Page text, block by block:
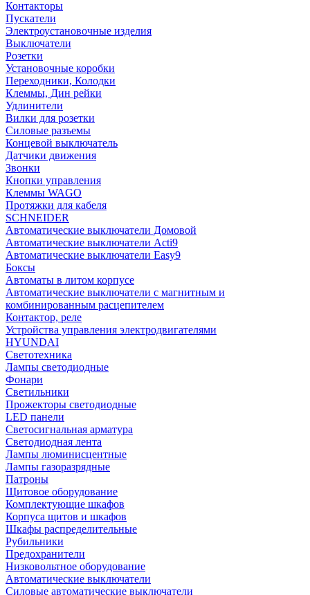
Контакторы
Пускатели
Электроустановочные изделия
Выключатели
Розетки
Установочные коробки
Переходники, Колодки
Клеммы, Дин рейки
Удлинители
Вилки для розетки
Силовые разъемы
Концевой выключатель
Датчики движения
Звонки
Кнопки управления
Клеммы WAGO
Протяжки для кабеля
SCHNEIDER
Автоматические выключатели Домовой
Автоматические выключатели Acti9
Автоматические выключатели Easy9
Боксы
Автоматы в литом корпусе
Автоматические выключатели с магнитным и
комбинированным расцепителем
Контактор, реле
Устройства управления электродвигателями
HYUNDAI
Светотехника
Лампы светодиодные
Фонари
Светильники
Прожекторы светодиодные
LED панели
Светосигнальная арматура
Светодиодная лента
Лампы люминисцентные
Лампы газоразрядные
Патроны
Щитовое оборудование
Комплектующие шкафов
Корпуса щитов и шкафов
Шкафы распределительные
Рубильники
Предохранители
Низковольтное оборудование
Автоматические выключатели
Силовые автоматические выключатели